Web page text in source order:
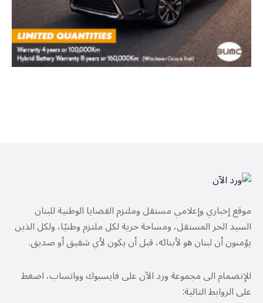
موقع إخباري وإعلامي مستقل وملتزم القضايا الوطنية للبنان
السيد الحر المستقل، ومساحة حرية لكل ملتزم وطنيًا، ولكل الذين
يؤمنون أن لبنان هو لأبنائه، قبل أن يكون لأي شقيق أو صديق.
للإنضمام الى مجموعة ورد الآن على فايسبوك وواتساب، اضغط
على الروابط التالية: